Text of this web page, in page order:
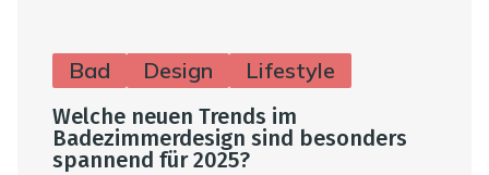
Bad Design Lifestyle
Welche neuen Trends im
Badezimmerdesign sind besonders
spannend für 2025?